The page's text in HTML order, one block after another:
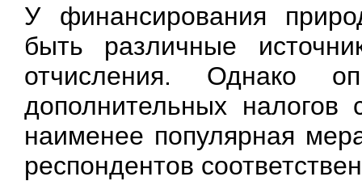
У финансирования
быть различные
отчисления. Однако
дополнительных
наименее популярная
респондентов